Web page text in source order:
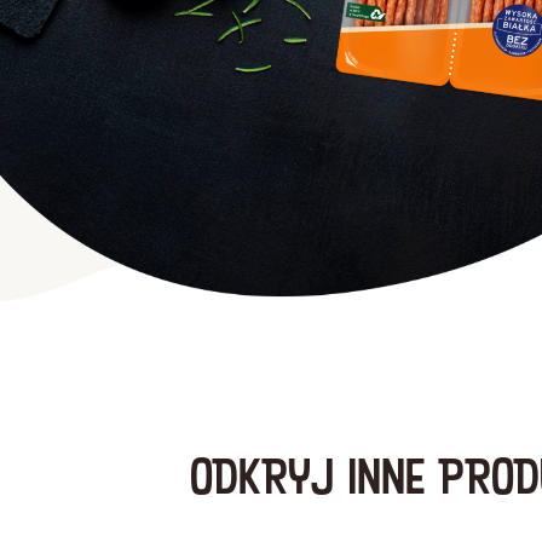
ODKRYJ INNE